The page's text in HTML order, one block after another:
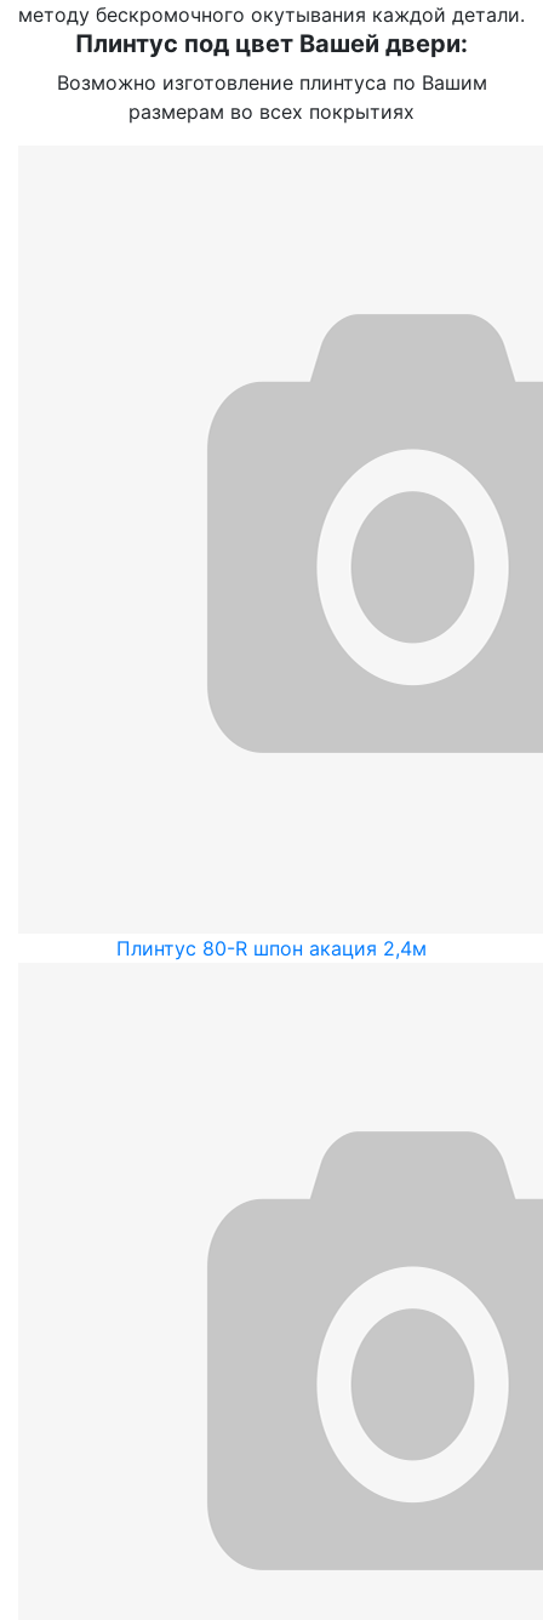
методу бескромочного окутывания каждой детали.
Плинтус под цвет Вашей двери:
Возможно изготовление плинтуса по Вашим
размерам во всех покрытиях
Плинтус 80-R шпон акация 2,4м